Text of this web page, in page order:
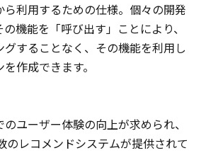
利用するための仕様。個々の開発
機能を「呼び出す」ことにより、
グすることなく、その機能を利用し
作成できます。
ユーザー体験の向上が求められ、
のレコメンドシステムが提供されて